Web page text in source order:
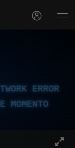
ERROR
MOMENTO